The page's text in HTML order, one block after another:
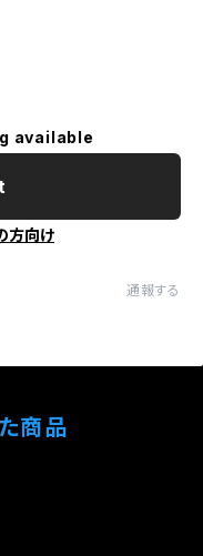
available
方向け
通報する
商品